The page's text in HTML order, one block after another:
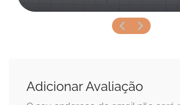
Adicionar Avaliação